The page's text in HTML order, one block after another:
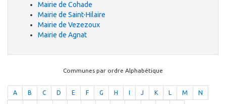
Mairie de Cohade
Mairie de Saint-Hilaire
Mairie de Vezezoux
Mairie de Agnat
Communes par ordre Alphabétique
A B C D E F G H J K L M N